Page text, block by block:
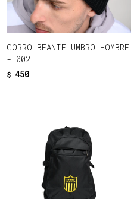
GORRO BEANIE UMBRO HOMBRE
- 002
$ 450